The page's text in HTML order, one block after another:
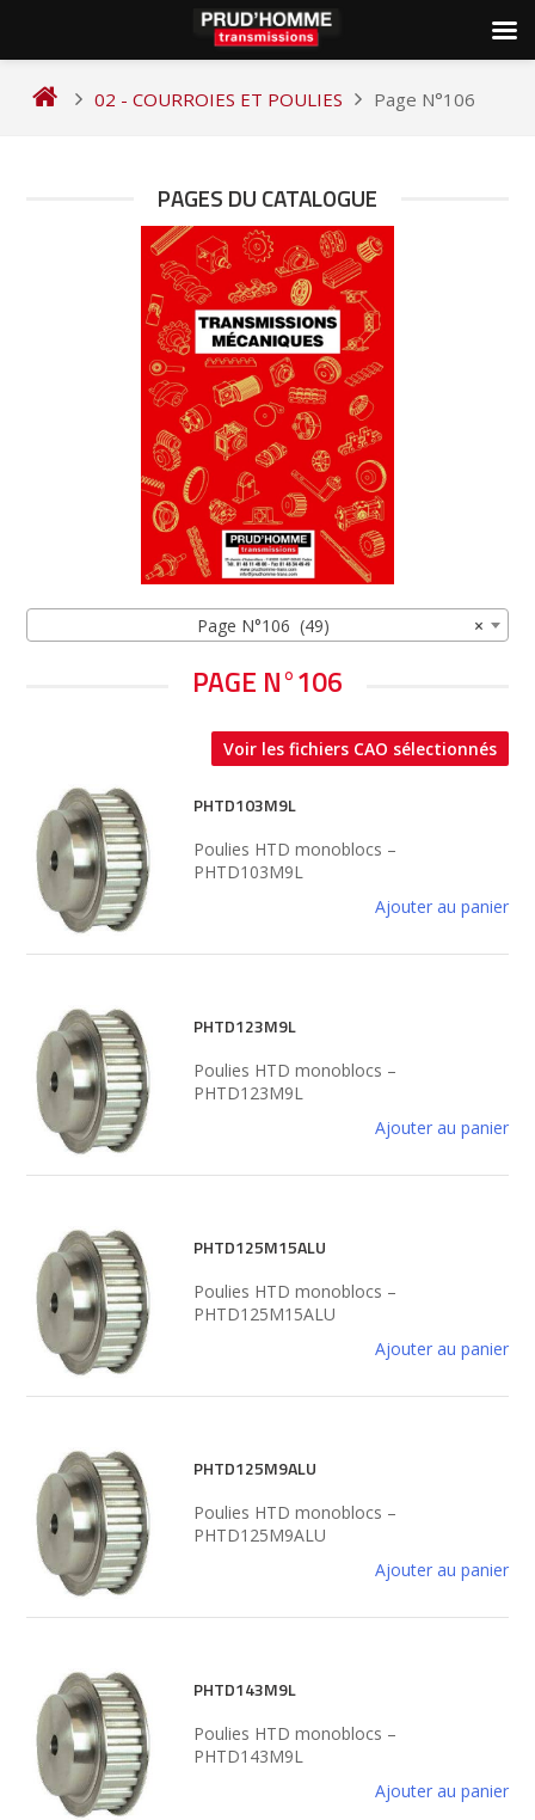
02 - COURROIES ET POULIES Page N°106
PAGES DU CATALOGUE
×
Page N°106 (49)
PAGE N°106
Voir les fichiers CAO sélectionnés
PHTD103M9L
Poulies HTD monoblocs –
PHTD103M9L
Ajouter au panier
PHTD123M9L
Poulies HTD monoblocs –
PHTD123M9L
Ajouter au panier
PHTD125M15ALU
Poulies HTD monoblocs –
PHTD125M15ALU
Ajouter au panier
PHTD125M9ALU
Poulies HTD monoblocs –
PHTD125M9ALU
Ajouter au panier
PHTD143M9L
Poulies HTD monoblocs –
PHTD143M9L
Ajouter au panier